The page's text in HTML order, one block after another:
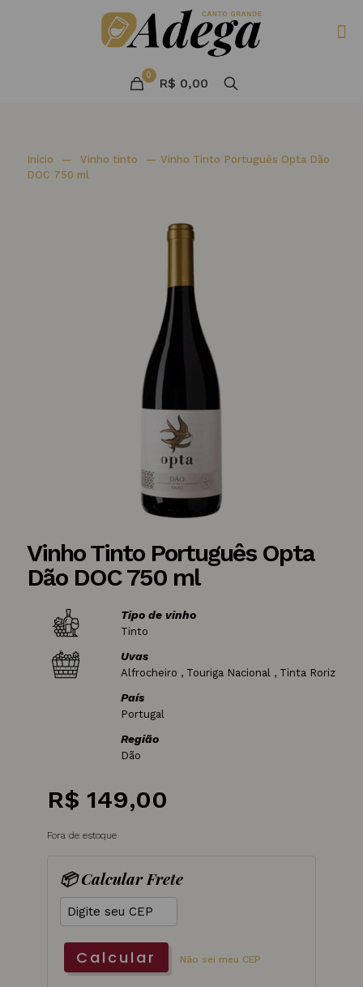
0
R$ 0,00
Início — Vinho tinto — Vinho Tinto Português Opta Dão
DOC 750 ml
Vinho Tinto Português Opta
Dão DOC 750 ml
Tipo de vinho
Tinto
Uvas
Alfrocheiro , Touriga Nacional , Tinta Roriz
País
Portugal
Região
Dão
R$ 149,00
Fora de estoque
📦 Calcular Frete
Calcular Não sei meu CEP